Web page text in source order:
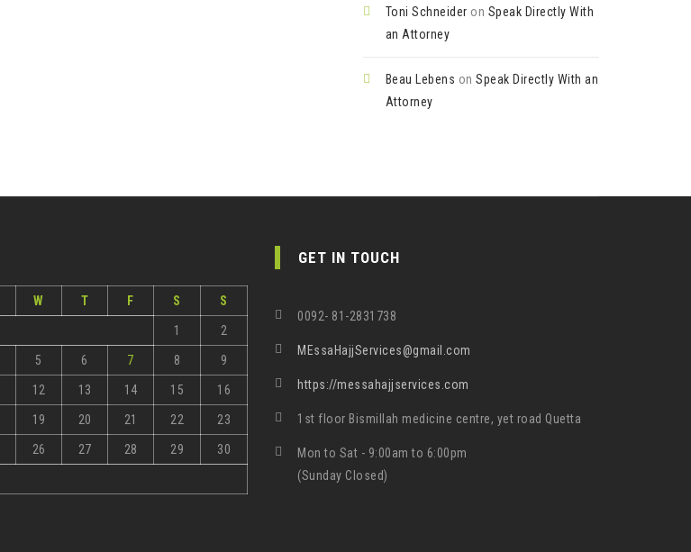
Toni Schneider on Speak Directly With
an Attorney
Beau Lebens on Speak Directly With an
Attorney
W T F S S
1 2
5 6 7 8 9
12 13 14 15 16
19 20 21 22 23
26 27 28 29 30
GET IN TOUCH
0092- 81-2831738
MEssaHajjServices@gmail.com
https://messahajjservices.com
1st floor Bismillah medicine centre, yet road Quetta
Mon to Sat - 9:00am to 6:00pm
(Sunday Closed)